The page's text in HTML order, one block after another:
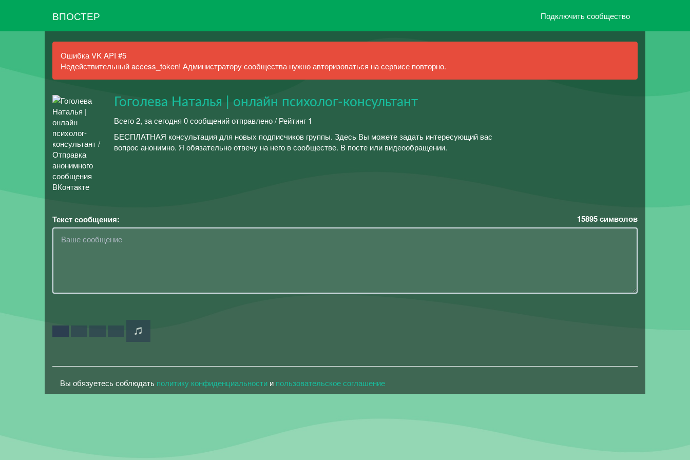
ВПОСТЕР Подключить сообщество
Ошибка VK API #5
Недействительный access_token! Администратору сообщества нужно авторизоваться на сервисе повторно.
Гоголева Наталья | онлайн психолог-консультант
Всего 2, за сегодня 0 сообщений отправлено / Рейтинг 1
БЕСПЛАТНАЯ консультация для новых подписчиков группы. Здесь Вы можете задать интересующий вас
вопрос анонимно. Я обязательно отвечу на него в сообществе. В посте или видеообращении.
Текст сообщения: 15895символов
Вы обязуетесь соблюдать политику конфиденциальности и пользовательское соглашение